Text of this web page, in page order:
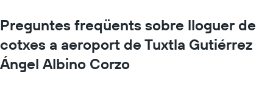
Preguntes freqüents sobre lloguer de
cotxes a aeroport de Tuxtla Gutiérrez
Ángel Albino Corzo